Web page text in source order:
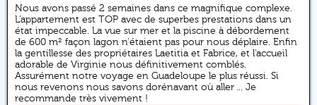
Nous avons passé 2 semaines dans ce magnifique complexe.
L'appartement est TOP avec de superbes prestations dans un
état impeccable. La vue sur mer et la piscine à débordement
de 600 m² façon lagon n'étaient pas pour nous déplaire. Enfin
la gentillesse des propriétaires Laetitia et Fabrice, et l'accueil
adorable de Virginie nous définitivement comblés.
Assurément notre voyage en Guadeloupe le plus réussi. Si
nous revenons nous savons dorénavant où aller ... Je
recommande très vivement !